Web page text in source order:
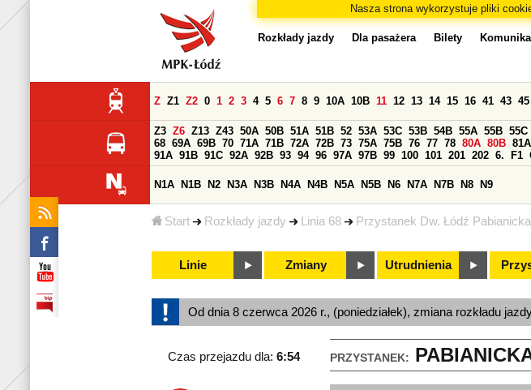
Nasza strona wykorzystuje pliki
Start Rozkłady jazdy Linia 68 Przystanek Dw. Łódź
Rozkłady jazdy Dla pasażera Bilety
Z Z1 Z2 0 1 2 3 4 5 6 7 8 9 10A 10B 11 12 13 14 15 16 41 43 45
Z3 Z6 Z13 Z43 50A 50B 51A 51B 52 53A 53C 53B 54B 55A 55B 55C
68 69A 69B 70 71A 71B 72A 72B 73 75A 75B 76 77 78 80A 80B 81A
91A 91B 91C 92A 92B 93 94 96 97A 97B 99 100 101 201 202 6. F1
N1A N1B N2 N3A N3B N4A N4B N5A N5B N6 N7A N7B N8 N9
Linie Zmiany Utrudnienia
Od dnia 8 czerwca 2026 r., (poniedziałek), zmiana rozkładu
PRZYSTANEK:
Czas przejazdu dla: 6:54